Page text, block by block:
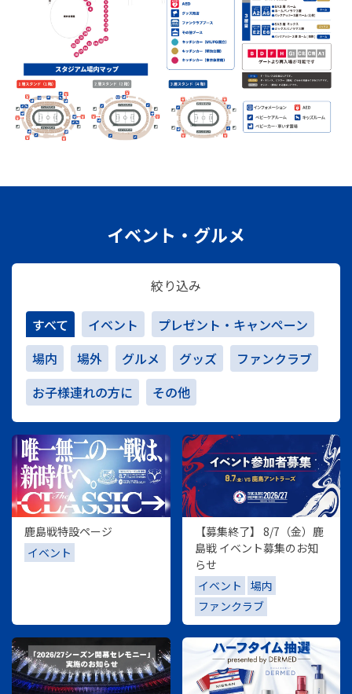
イベント・グルメ
絞り込み
すべて イベント
プレゼント・キャンペーン
場内
場外 グルメ グッズ
ファンクラブ
お子様連れの方に
その他
鹿島戦特設ページ
イベント
【募集終了】 8/7（金）鹿
島戦 イベント募集のお知
らせ
イベント
場内
ファンクラブ